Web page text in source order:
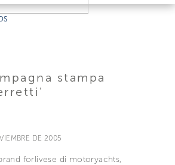
stampa
DE 2005
forlivese di motoryachts,